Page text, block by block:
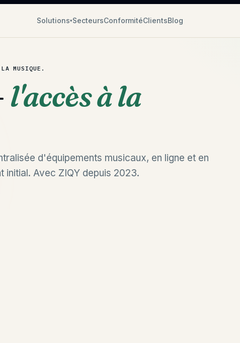
Solutions▾SecteursConformitéClientsBlog
MUSIQUE.
l'accès à la
d'équipements musicaux, en ligne et en
initial. Avec ZIQY depuis 2023.